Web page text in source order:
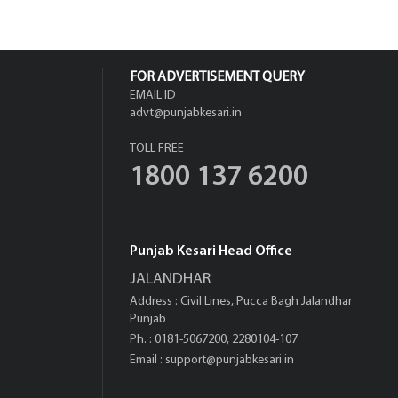
FOR ADVERTISEMENT QUERY
EMAIL ID
advt@punjabkesari.in
TOLL FREE
1800 137 6200
Punjab Kesari Head Office
JALANDHAR
Address : Civil Lines, Pucca Bagh Jalandhar
Punjab
Ph. : 0181-5067200, 2280104-107
Email : support@punjabkesari.in